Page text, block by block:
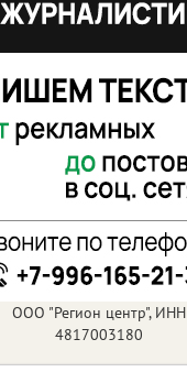
ООО "Регион центр", ИНН
4817003180